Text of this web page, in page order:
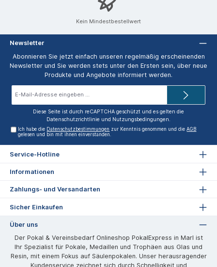
Kein Mindestbestellwert
Newsletter
Abonnieren Sie jetzt einfach unseren regelmäßig erscheinenden
Newsletter und Sie werden stets unter den Ersten sein, über neue
Produkte und Angebote informiert werden.
Diese Seite ist durch reCAPTCHA geschützt und es gelten die
Datenschutzrichtlinie und Nutzungsbedingungen.
Ich habe die Datenschutzbestimmungen zur Kenntnis genommen und dieAGB
gelesen und bin mit ihnen einverstanden.
Service-Hotline
Informationen
Zahlungs- und Versandarten
Sicher Einkaufen
Über uns
Der Pokal & Vereinsbedarf Onlineshop PokalExpress in Marl ist
Ihr Spezialist für Pokale, Medaillen und Trophäen aus Glas und
Resin, mit einem Fokus auf Säulenpokalen. Unser herausragender
Kundenservice zeichnet sich durch Schnelligkeit und